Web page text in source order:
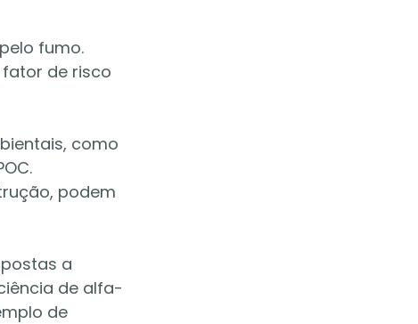
fumo.
de risco
como
podem
a
de alfa-
de